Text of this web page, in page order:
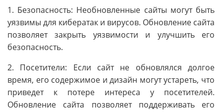
1. Безопасность: Необновленные сайты могут быть
уязвимы для кибератак и вирусов. Обновление сайта
позволяет закрыть уязвимости и улучшить его
безопасность.
2. Посетители: Если сайт не обновлялся долгое
время, его содержимое и дизайн могут устареть, что
приведет к потере интереса у посетителей.
Обновление сайта позволяет поддерживать его